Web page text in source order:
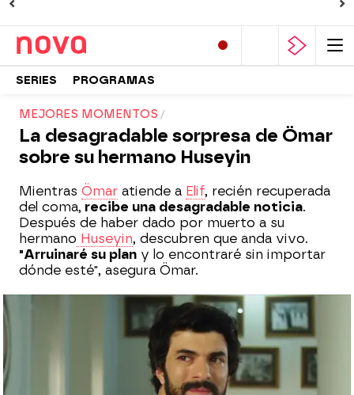
SERIES PROGRAMAS
MEJORES MOMENTOS
La desagradable sorpresa de Ömar
sobre su hermano Huseyin
Mientras Ömar atiende a Elif, recién recuperada
del coma, recibe una desagradable noticia.
Después de haber dado por muerto a su
hermano Huseyin, descubren que anda vivo.
"Arruinaré su plan y lo encontraré sin importar
dónde esté", asegura Ömar.